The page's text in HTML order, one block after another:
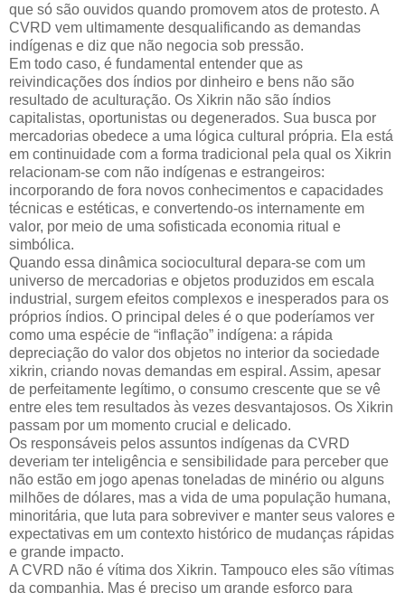
que só são ouvidos quando promovem atos de protesto. A
CVRD vem ultimamente desqualificando as demandas
indígenas e diz que não negocia sob pressão.
Em todo caso, é fundamental entender que as
reivindicações dos índios por dinheiro e bens não são
resultado de aculturação. Os Xikrin não são índios
capitalistas, oportunistas ou degenerados. Sua busca por
mercadorias obedece a uma lógica cultural própria. Ela está
em continuidade com a forma tradicional pela qual os Xikrin
relacionam-se com não indígenas e estrangeiros:
incorporando de fora novos conhecimentos e capacidades
técnicas e estéticas, e convertendo-os internamente em
valor, por meio de uma sofisticada economia ritual e
simbólica.
Quando essa dinâmica sociocultural depara-se com um
universo de mercadorias e objetos produzidos em escala
industrial, surgem efeitos complexos e inesperados para os
próprios índios. O principal deles é o que poderíamos ver
como uma espécie de “inflação” indígena: a rápida
depreciação do valor dos objetos no interior da sociedade
xikrin, criando novas demandas em espiral. Assim, apesar
de perfeitamente legítimo, o consumo crescente que se vê
entre eles tem resultados às vezes desvantajosos. Os Xikrin
passam por um momento crucial e delicado.
Os responsáveis pelos assuntos indígenas da CVRD
deveriam ter inteligência e sensibilidade para perceber que
não estão em jogo apenas toneladas de minério ou alguns
milhões de dólares, mas a vida de uma população humana,
minoritária, que luta para sobreviver e manter seus valores e
expectativas em um contexto histórico de mudanças rápidas
e grande impacto.
A CVRD não é vítima dos Xikrin. Tampouco eles são vítimas
da companhia. Mas é preciso um grande esforço para